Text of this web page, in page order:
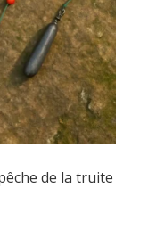
de la truite